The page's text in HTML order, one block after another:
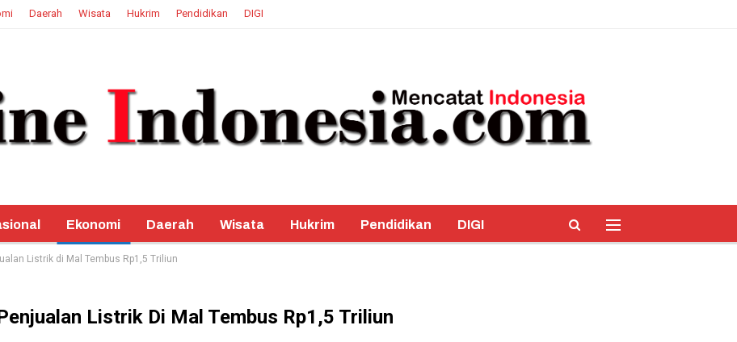
Daerah Wisata Hukrim Pendidikan DIGI
Ekonomi Daerah Wisata Hukrim Pendidikan DIGI
Listrik di Mal Tembus Rp1,5 Triliun
Listrik Di Mal Tembus Rp1,5 Triliun